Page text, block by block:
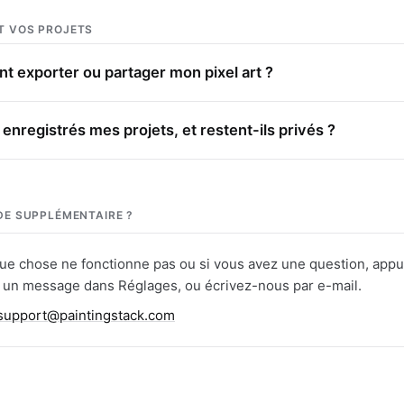
VOS PROJETS
exporter ou partager mon pixel art ?
enregistrés mes projets, et restent-ils privés ?
SUPPLÉMENTAIRE ?
chose ne fonctionne pas ou si vous avez une question,
message dans Réglages, ou écrivez-nous par e-mail.